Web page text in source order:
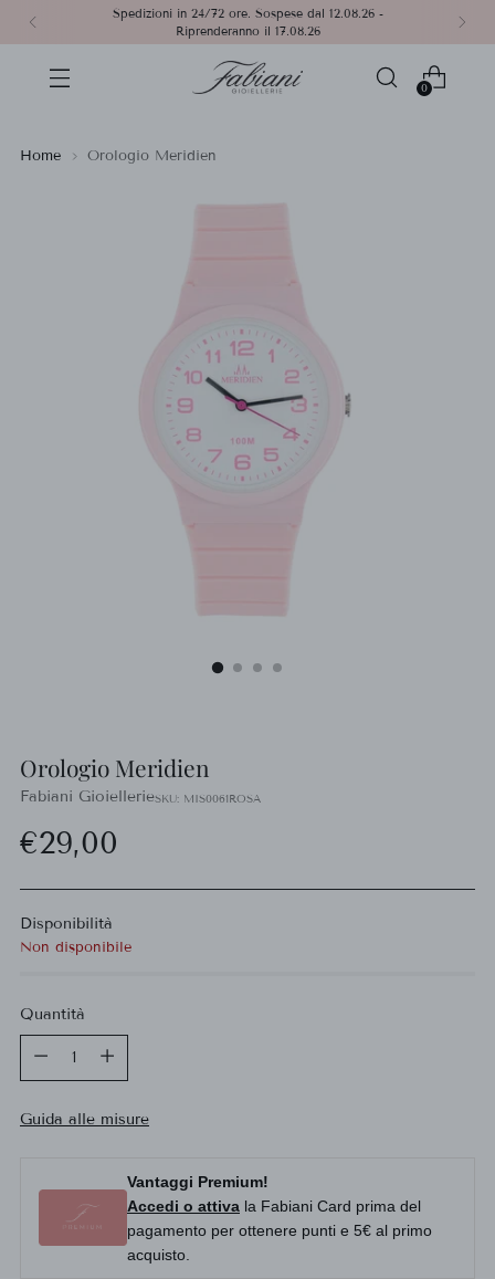
Spedizioni in 24/72 ore. Sospese dal 12.08.26 -
Riprenderanno il 17.08.26
0
Home Orologio Meridien
Orologio Meridien
Fabiani GioiellerieSKU: MIS0061ROSA
Prezzo
di
listino
€29,00
Disponibilità
Non disponibile
Quantità
Guida alle misure
Vantaggi Premium!
Accedi o attiva la Fabiani Card prima del
pagamento per ottenere punti e 5€ al primo
acquisto.